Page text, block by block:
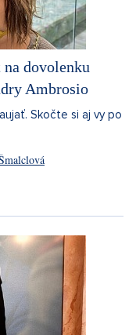
dovolenku
Ambrosio
Skočte si aj vy po